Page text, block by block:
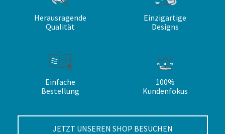
Herausragende
Qualität
Einzigartige
Designs
Einfache
Bestellung
100%
Kundenfokus
JETZT UNSEREN SHOP BESUCHEN